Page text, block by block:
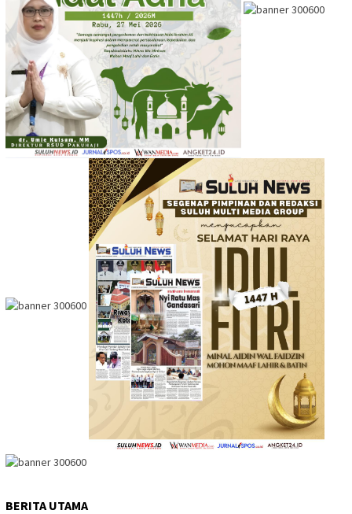
BERITA UTAMA